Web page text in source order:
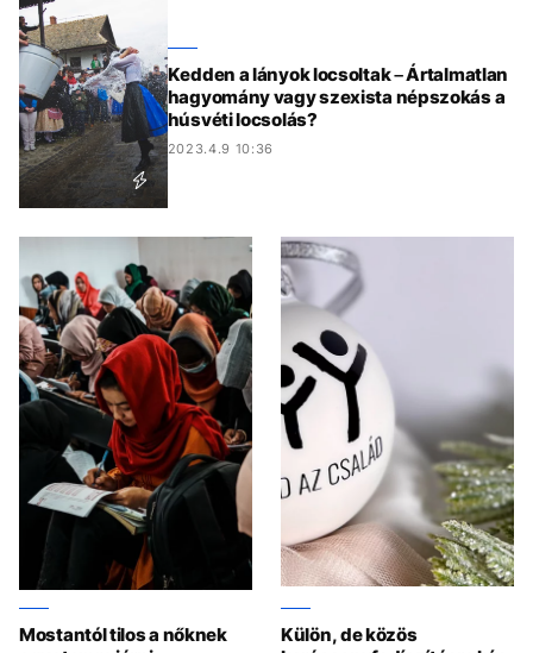
Kedden a lányok locsoltak – Ártalmatlan
hagyomány vagy szexista népszokás a
húsvéti locsolás?
2023.4.9 10:36
Mostantól tilos a nőknek
Külön, de közös